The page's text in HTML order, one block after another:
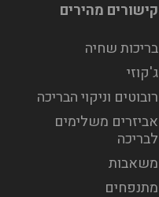
קישורים מהירים
בריכות שחיה
ג'קוזי
רובוטים וניקוי הבריכה
אביזרים משלימים
לבריכה
משאבות
מתנפחים